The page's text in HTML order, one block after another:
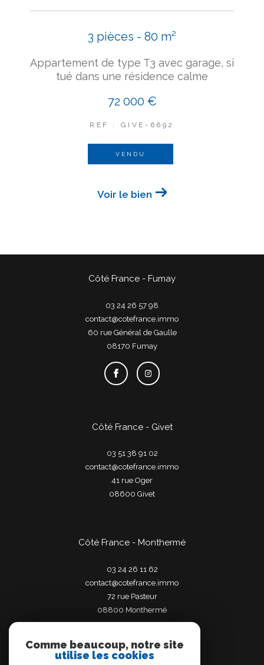
3 pièces - 80 m²
Appartement de type T3 avec garage, si
tué dans une résidence calme
72 000 €
REF : GIVE-6692
VENDU
Voir le bien
Côté France - Fumay
03 24 26 57 98
contact@cotefrance.immo
60 rue Général de Gaulle
08170
fumay
Côté France - Givet
03 51 38 91 02
contact@cotefrance.immo
41 rue Oger
08600
givet
Côté France - Monthermé
03 24 26 11 62
contact@cotefrance.immo
72 rue Pasteur
08800
monthermé
Adhérents
Comme beaucoup, notre site
utilise les cookies